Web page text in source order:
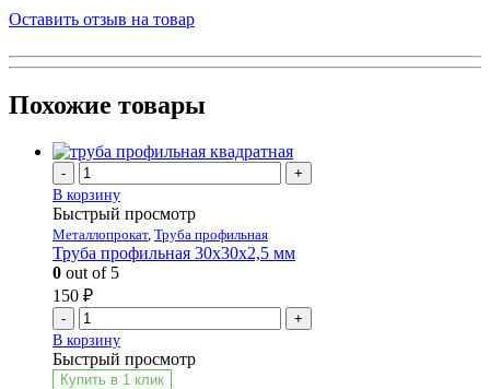
Оставить отзыв на товар
Похожие товары
-
+
В корзину
Быстрый просмотр
Металлопрокат, Труба профильная
Труба профильная 30х30х2,5 мм
0 out of 5
150 ₽
-
+
В корзину
Быстрый просмотр
Купить в 1 клик